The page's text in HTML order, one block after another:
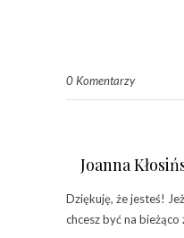
0 Komentarzy
Joanna
Dziękuję, że jesteś!
chcesz być na